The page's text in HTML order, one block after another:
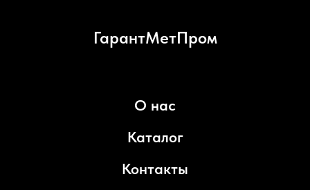
ГарантМетПром
О нас
Каталог
Контакты